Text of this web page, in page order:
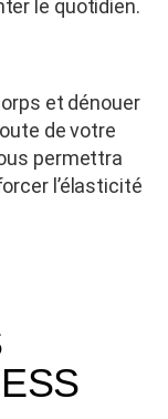
le quotidien.
et dénouer
de votre
permettra
l’élasticité